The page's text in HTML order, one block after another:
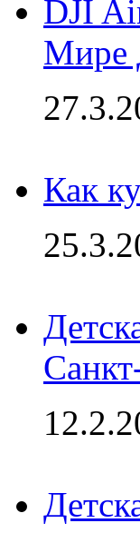
DJI
Мире
Как